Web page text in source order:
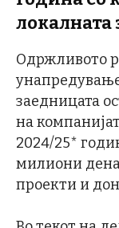
локалната
Одржливото
заедницата
на
2024/25*
милиони
проекти и